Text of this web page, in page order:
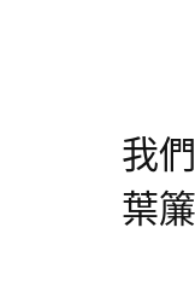
我
葉